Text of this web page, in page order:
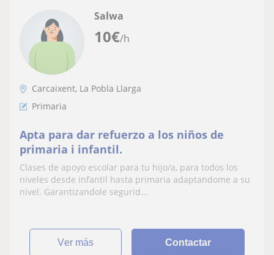
10€/h
Salwa
Carcaixent, La Pobla Llarga
Primaria
Apta para dar refuerzo a los niños de
primaria i infantil.
Clases de apoyo escolar para tu hijo/a, para todos los
niveles desde infantil hasta primaria adaptandome a su
nivel. Garantizandole segurid...
ver más Contactar